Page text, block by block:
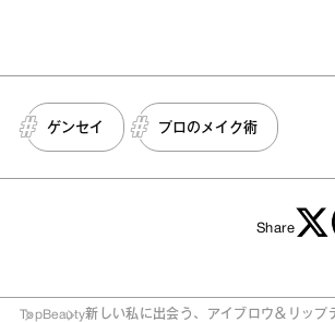
ゲンセイ プロのメイク術
Share
TopBeauty新しい私に出会う、アイブロウ＆リップ